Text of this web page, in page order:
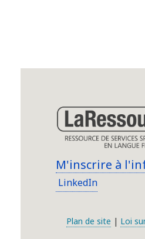
M'inscrire à
LinkedIn
Plan de site | Loi